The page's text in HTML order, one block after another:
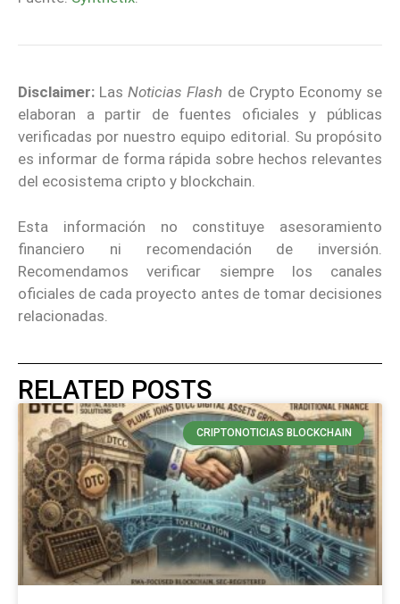
Disclaimer: LasNoticias Flash de Crypto Economy se
elaboran a partir de fuentes oficiales y públicas
verificadas por nuestro equipo editorial. Su propósito
es informar de forma rápida sobre hechos relevantes
del ecosistema cripto y blockchain.
Esta información no constituye asesoramiento
financiero ni recomendación de inversión.
Recomendamos verificar siempre los canales
oficiales de cada proyecto antes de tomar decisiones
relacionadas.
RELATED POSTS
CRIPTONOTICIAS BLOCKCHAIN